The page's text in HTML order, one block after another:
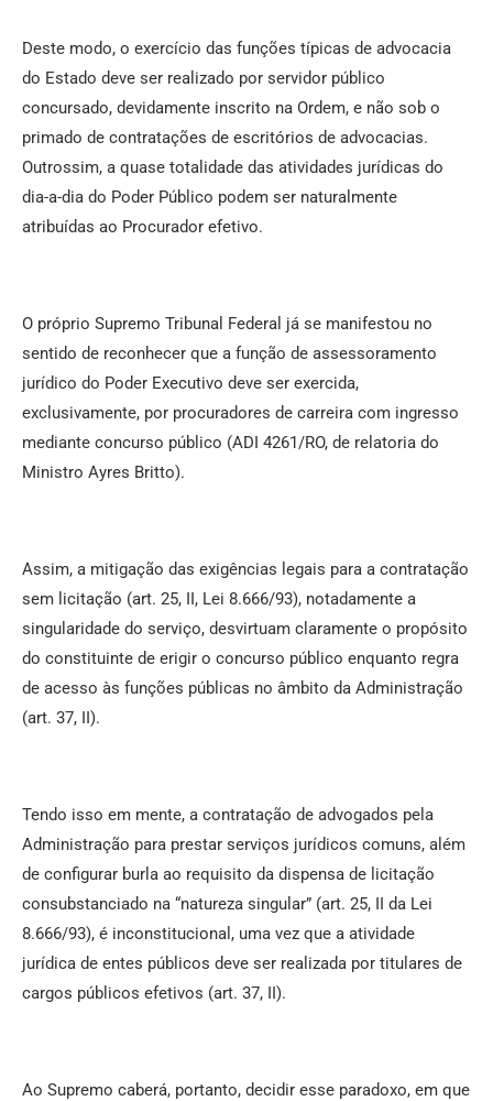
Deste modo, o exercício das funções típicas de advocacia
do Estado deve ser realizado por servidor público
concursado, devidamente inscrito na Ordem, e não sob o
primado de contratações de escritórios de advocacias.
Outrossim, a quase totalidade das atividades jurídicas do
dia-a-dia do Poder Público podem ser naturalmente
atribuídas ao Procurador efetivo.
O próprio Supremo Tribunal Federal já se manifestou no
sentido de reconhecer que a função de assessoramento
jurídico do Poder Executivo deve ser exercida,
exclusivamente, por procuradores de carreira com ingresso
mediante concurso público (ADI 4261/RO, de relatoria do
Ministro Ayres Britto).
Assim, a mitigação das exigências legais para a contratação
sem licitação (art. 25, II, Lei 8.666/93), notadamente a
singularidade do serviço, desvirtuam claramente o propósito
do constituinte de erigir o concurso público enquanto regra
de acesso às funções públicas no âmbito da Administração
(art. 37, II).
Tendo isso em mente, a contratação de advogados pela
Administração para prestar serviços jurídicos comuns, além
de configurar burla ao requisito da dispensa de licitação
consubstanciado na “natureza singular” (art. 25, II da Lei
8.666/93), é inconstitucional, uma vez que a atividade
jurídica de entes públicos deve ser realizada por titulares de
cargos públicos efetivos (art. 37, II).
Ao Supremo caberá, portanto, decidir esse paradoxo, em que